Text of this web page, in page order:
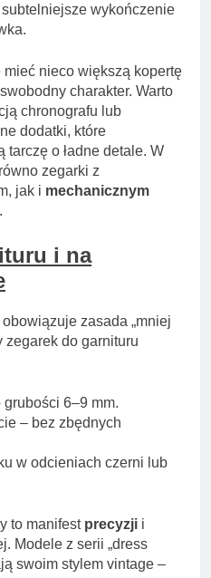
wykończenie
nieco większą kopertę
charakter. Warto
chronografu lub
dodatki, które
o ładne detale. W
zegarki z
jak i mechanicznym
i na
zasada „mniej
zegarek do garnituru
grubości 6–9 mm.
– bez zbędnych
w odcieniach czerni lub
to manifest precyzji i
Modele z serii „dress
swoim stylem vintage –